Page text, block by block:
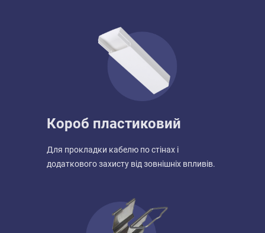
Короб пластиковий
Для прокладки кабелю по стінах і
додаткового захисту від зовнішніх впливів.